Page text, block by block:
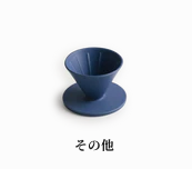
その他